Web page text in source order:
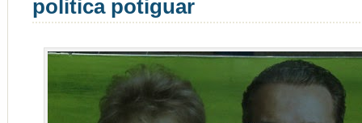
politica potiguar